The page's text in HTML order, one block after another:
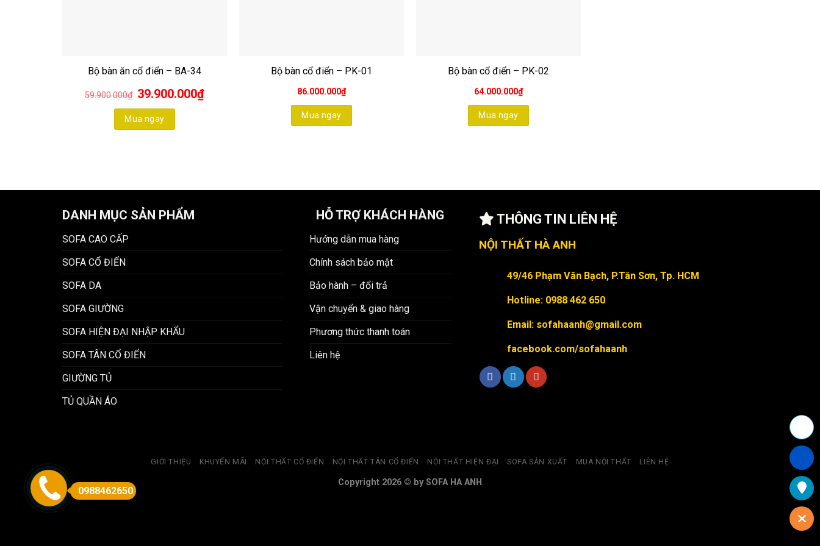
Bộ bàn ăn cổ điển – BA-34
59.900.000₫ Giá
gốc
là:
59.900.000₫.
39.900.000₫Giá
Mua ngay
Bộ bàn cổ điển – PK-01
86.000.000₫
Mua ngay
Bộ bàn cổ điển – PK-02
64.000.000₫
Mua ngay
DANH MỤC SẢN PHẨM
SOFA CAO CẤP
SOFA CỔ ĐIỂN
SOFA DA
SOFA GIƯỜNG
SOFA HIỆN ĐẠI NHẬP KHẨU
SOFA TÂN CỔ ĐIỂN
GIƯỜNG TỦ
TỦ QUẦN ÁO
HỖ TRỢ KHÁCH HÀNG
Hướng dẫn mua hàng
Chính sách bảo mật
Bảo hành – đổi trả
Vận chuyển & giao hàng
Phương thức thanh toán
Liên hệ
THÔNG TIN LIÊN HỆ
NỘI THẤT HÀ ANH
49/46 Phạm Văn Bạch, P.Tân Sơn, Tp. HCM
Hotline: 0988 462 650
Email: sofahaanh@gmail.com
facebook.com/sofahaanh
GIỚI THIỆU KHUYẾN MÃI NỘI THẤT CỔ ĐIỂN NỘI THẤT TÂN CỔ ĐIỂN NỘI THẤT HIỆN ĐẠI SOFA SẢN XUẤT MUA NỘI THẤT LIÊN HỆ
Copyright 2026 © by SOFA HA ANH
0988462650